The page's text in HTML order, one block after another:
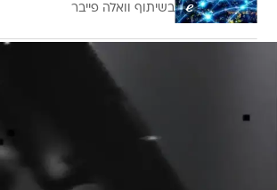
בשיתוף וואלה פייבר